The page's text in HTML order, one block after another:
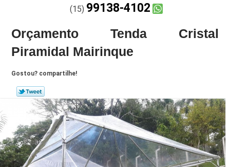
(15) 99138-4102
Orçamento Tenda Cristal
Piramidal Mairinque
Gostou? compartilhe!